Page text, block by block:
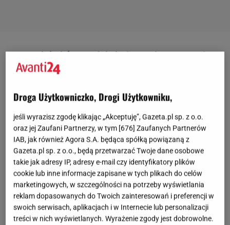
Wyprzedaż skórzanych balerin: modne zawsze i
wszędzie
Damskie skórzane baleriny są nie tylko modnym
dodatkiemdo stylizacji, ale także praktycznym i
wszechstronnym obuwiem oferującym komfort, styl
i trwałość. Ich uniwersalność sprawia, że są one
nieodłącznym elementem szafy każdej kobiety,
która ceni sobie elegancję i wygodę w równym
stopniu. Dlatego nie ma wątpliwości, że baleriny
pozostaną ważnym elementemmodydamskiej
jeszcze na wiele sezonów. Ten model jest tak
Droga Użytkowniczko, Drogi Użytkowniku,
jeśli wyrazisz zgodę klikając „Akceptuję”, Gazeta.pl sp. z o.o.
oraz jej Zaufani Partnerzy, w tym [676] Zaufanych Partnerów
IAB, jak również Agora S.A. będąca spółką powiązaną z
Gazeta.pl sp. z o.o., będą przetwarzać Twoje dane osobowe
takie jak adresy IP, adresy e-mail czy identyfikatory plików
cookie lub inne informacje zapisane w tych plikach do celów
marketingowych, w szczególności na potrzeby wyświetlania
reklam dopasowanych do Twoich zainteresowań i preferencji w
swoich serwisach, aplikacjach i w Internecie lub personalizacji
treści w nich wyświetlanych. Wyrażenie zgody jest dobrowolne.